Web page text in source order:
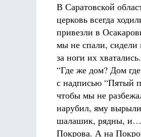
В Саратовской
церковь всегда
привезли в
мы не спали, сидели
за ноги их
“Где же дом? Дом
с надписью “Пятый
чтобы мы не
нарубил, яму
шалашик, рядны, и…
Покрова. А на